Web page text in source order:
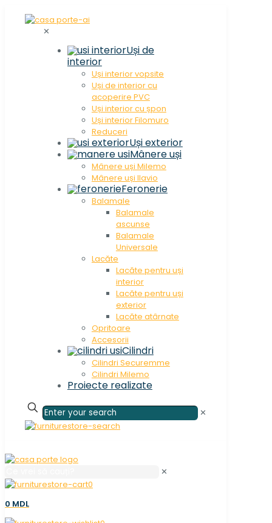
✕
Uși de
interior
Uși interior vopsite
Uși de interior cu
acoperire PVC
Uși interior cu șpon
Uși interior Filomuro
Reduceri
Uși exterior
Mânere uși
Mânere uși Milemo
Mânere uși Ilavio
Feronerie
Balamale
Balamale
ascunse
Balamale
Universale
Lacăte
Lacăte pentru uși
interior
Lacăte pentru uși
exterior
Lacăte atârnate
Opritoare
Accesorii
Cilindri
Cilindri Securemme
Cilindri Milemo
Proiecte realizate
✕
✕
0
0 MDL